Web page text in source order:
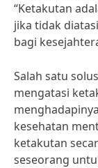
“Ketakutan
jika tidak
bagi
Salah satu
mengatasi
kesehatan
ketakutan
seseorang